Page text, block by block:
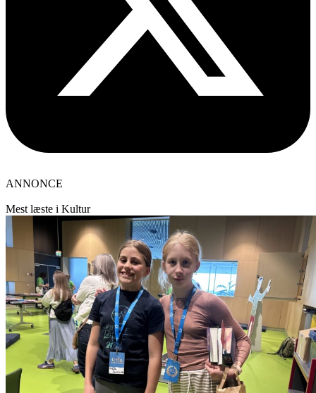
ANNONCE
Mest læste i Kultur